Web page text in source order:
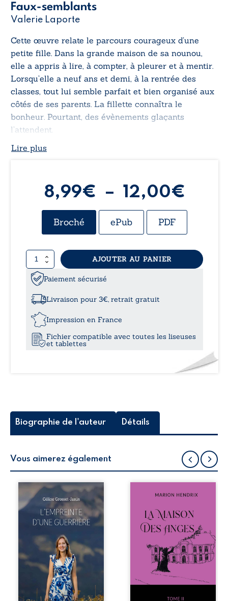
Faux-semblants
Valerie Laporte
Cette œuvre relate le parcours courageux d’une
petite fille. Dans la grande maison de sa nounou,
elle a appris à lire, à compter, à pleurer et à mentir.
Lorsqu’elle a neuf ans et demi, à la rentrée des
classes, tout lui semble parfait et bien organisé aux
côtés de ses parents. La fillette connaîtra le
bonheur. Pourtant, des évènements glaçants
l’attendent.
Lire plus
8,99€ – 12,00€
de
Broché ePub PDF
quantité
de
Faux-
semblants
AJOUTER AU PANIER
Paiement sécurisé
Livraison pour 3€, retrait gratuit
Impression en France
Fichier compatible avec toutes les liseuses
et tablettes
Biographie de l'auteur Détails
Vous aimerez également
Que reste-t-il de
l’enfance lorsque
la maladie impose
ses propres règles
? L’empreinte
d’une guerrière
livre, sans détour,
le récit d’un
quotidien
bouleversé par la
maladie
chronique,
l’errance médicale
Nous sommes en
après le décès du
patriarche
Anatole-Eustache.
La famille devra
affronter non
seulement un
inconnu qui rôde
autour du
domaine et dont
Firmin, le fidèle
majordome,